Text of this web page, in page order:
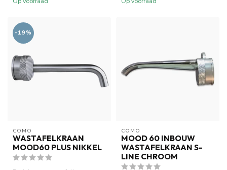
-19%
COMO
WASTAFELKRAAN
MOOD60 PLUS NIKKEL
COMO
MOOD 60 INBOUW
WASTAFELKRAAN S-
LINE CHROOM